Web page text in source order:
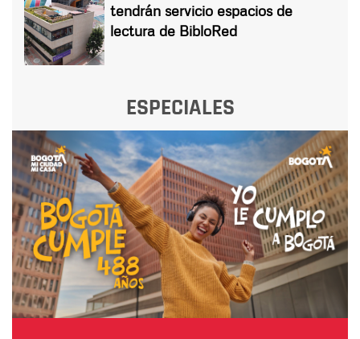
tendrán servicio espacios de
lectura de BibloRed
ESPECIALES